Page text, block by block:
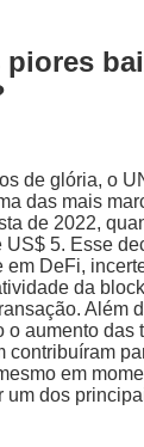
piores
de glória, o
das mais
de 2022,
5. Esse
em DeFi,
da
Além
o aumento das
contribuíram
em
um dos